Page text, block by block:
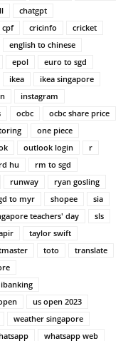
chatgpt
cpf cricinfo
cricket
english to chinese
epol
euro to sgd
ikea
ikea singapore
instagram
ocbc
ocbc share price
one piece
outlook login
r
hu
rm to sgd
runway
ryan gosling
to myr shopee
sia
teachers' day
sls
taylor swift
toto
translate
us open 2023
weather singapore
whatsapp web